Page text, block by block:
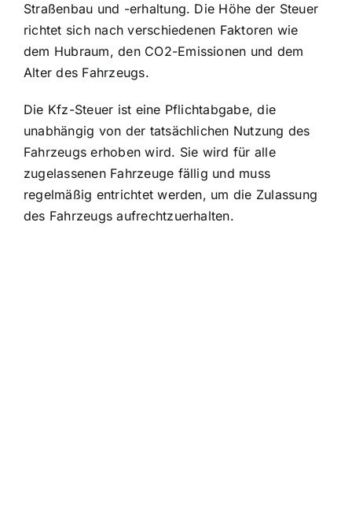
Straßenbau und -erhaltung. Die Höhe der Steuer
richtet sich nach verschiedenen Faktoren wie
dem Hubraum, den CO2-Emissionen und dem
Alter des Fahrzeugs.
Die Kfz-Steuer ist eine Pflichtabgabe, die
unabhängig von der tatsächlichen Nutzung des
Fahrzeugs erhoben wird. Sie wird für alle
zugelassenen Fahrzeuge fällig und muss
regelmäßig entrichtet werden, um die Zulassung
des Fahrzeugs aufrechtzuerhalten.